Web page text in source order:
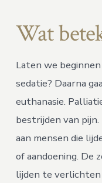
Wat
Laten we
sedatie? Daarna
euthanasie.
bestrijden van
aan mensen die
of aandoening. De
lijden te verlichten